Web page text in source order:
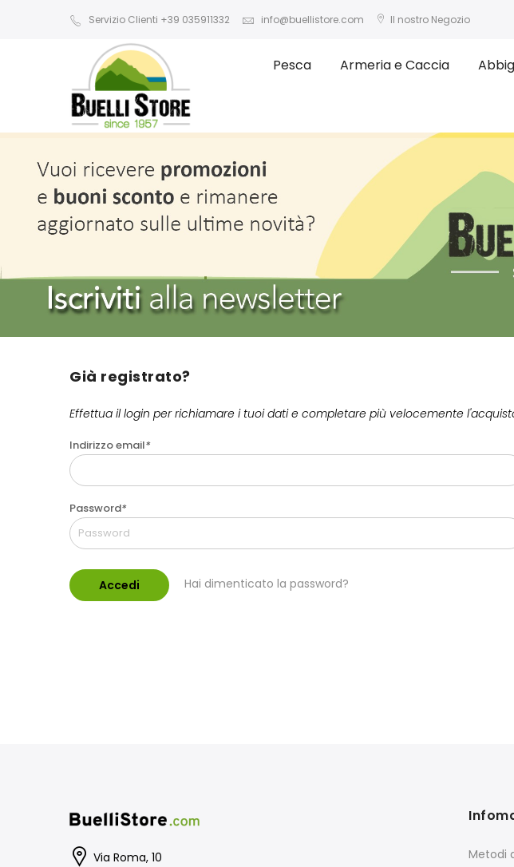
Servizio Clienti +39 035911332 info@buellistore.com Il nostro Negozio
Pesca Armeria e Caccia
Già registrato?
Effettua il login per richiamare i tuoi dati e completare più velocemente
Indirizzo email*
Password*
Accedi Hai dimenticato la password?
Via Roma, 10
Metodi